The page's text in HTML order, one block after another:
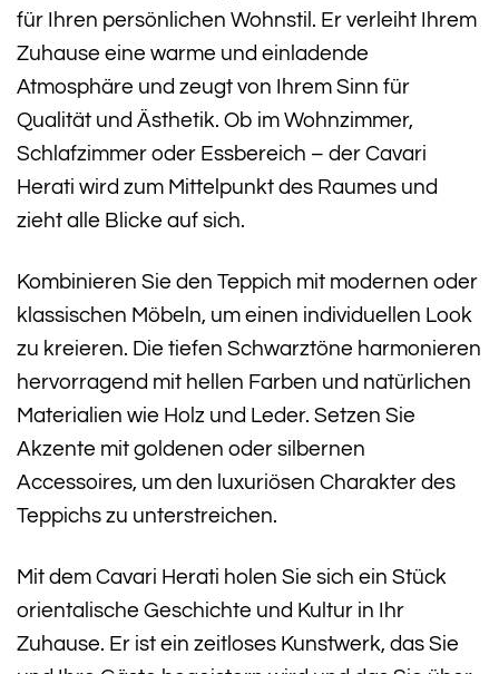
für Ihren persönlichen Wohnstil. Er verleiht Ihrem
Zuhause eine warme und einladende
Atmosphäre und zeugt von Ihrem Sinn für
Qualität und Ästhetik. Ob im Wohnzimmer,
Schlafzimmer oder Essbereich – der Cavari
Herati wird zum Mittelpunkt des Raumes und
zieht alle Blicke auf sich.
Kombinieren Sie den Teppich mit modernen oder
klassischen Möbeln, um einen individuellen Look
zu kreieren. Die tiefen Schwarztöne harmonieren
hervorragend mit hellen Farben und natürlichen
Materialien wie Holz und Leder. Setzen Sie
Akzente mit goldenen oder silbernen
Accessoires, um den luxuriösen Charakter des
Teppichs zu unterstreichen.
Mit dem Cavari Herati holen Sie sich ein Stück
orientalische Geschichte und Kultur in Ihr
Zuhause. Er ist ein zeitloses Kunstwerk, das Sie